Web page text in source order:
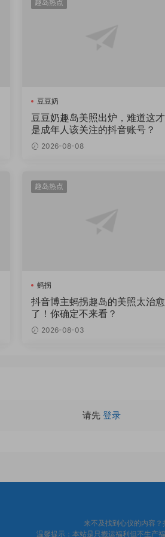
趣岛热点
豆豆奶
豆豆奶趣岛美照出炉，难道这才
是成年人该关注的抖音账号？
2026-08-08
趣岛热点
蚂拐
抖音博主蚂拐趣岛的美照太治愈
了！你确定不来看？
2026-08-03
请先 登录
来不及找到心仪的内容？
温馨提示：本站是只搬运福利但不生产